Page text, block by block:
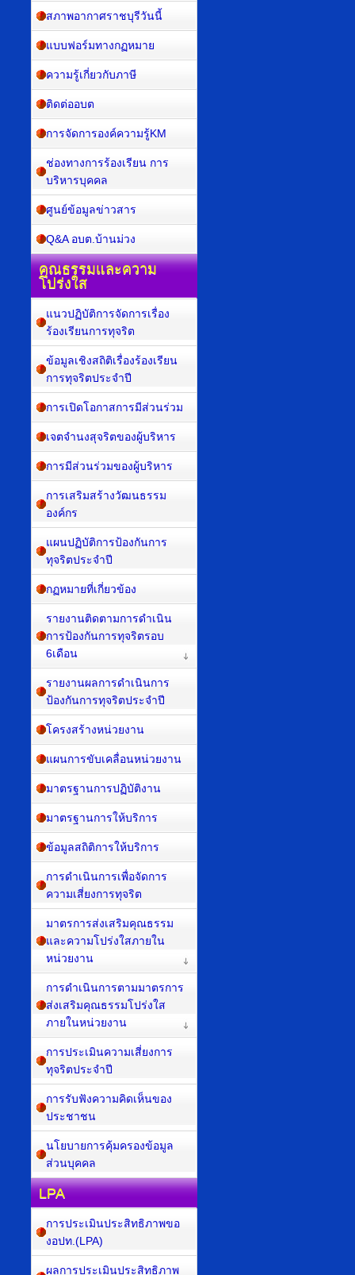
สภาพอากาศราชบุรีวันนี้
แบบฟอร์มทางกฏหมาย
ความรู้เกี่ยวกับภาษี
ติดต่ออบต
การจัดการองค์ความรู้KM
ช่องทางการร้องเรียน การ
บริหารบุคคล
ศูนย์ข้อมูลข่าวสาร
Q&A อบต.บ้านม่วง
คุณธรรมและความ
โปร่งใส
แนวปฏิบัติการจัดการเรื่อง
ร้องเรียนการทุจริต
ข้อมูลเชิงสถิติเรื่องร้องเรียน
การทุจริตประจำปี
การเปิดโอกาสการมีส่วนร่วม
เจตจำนงสุจริตของผู้บริหาร
การมีส่วนร่วมของผู้บริหาร
การเสริมสร้างวัฒนธรรม
องค์กร
แผนปฏิบัติการป้องกันการ
ทุจริตประจำปี
กฏหมายที่เกี่ยวข้อง
รายงานติดตามการดำเนิน
การป้องกันการทุจริตรอบ
6เดือน
รายงานผลการดำเนินการ
ป้องกันการทุจริตประจำปี
โครงสร้างหน่วยงาน
แผนการขับเคลื่อนหน่วยงาน
มาตรฐานการปฏิบัติงาน
มาตรฐานการให้บริการ
ข้อมูลสถิติการให้บริการ
การดำเนินการเพื่อจัดการ
ความเสี่ยงการทุจริต
มาตรการส่งเสริมคุณธรรม
และความโปร่งใสภายใน
หน่วยงาน
การดำเนินการตามมาตรการ
ส่งเสริมคุณธรรมโปร่งใส
ภายในหน่วยงาน
การประเมินความเสี่ยงการ
ทุจริตประจำปี
การรับฟังความคิดเห็นของ
ประชาชน
นโยบายการคุ้มครองข้อมูล
ส่วนบุคคล
LPA
การประเมินประสิทธิภาพขอ
งอปท.(LPA)
ผลการประเมินประสิทธิภาพ